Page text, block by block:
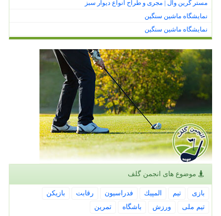
مستر گرین وال | مجری و طراح انواع دیوار سبز
نمایشگاه ماشین سنگین
نمایشگاه ماشین سنگین
موضوع های انجمن گلف
بازی تیم المپیك فدراسیون رقابت
بازیكن
تیم ملی
ورزش باشگاه تمرین